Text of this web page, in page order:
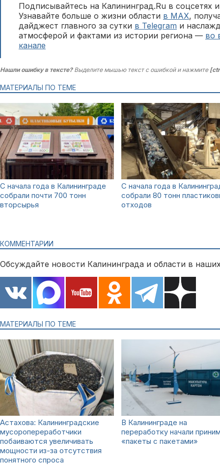
Подписывайтесь на Калининград.Ru в соцсетях
Узнавайте больше о жизни области в MAX,
дайджест главного за сутки в Telegram и
атмосферой и фактами из истории региона — во
канале
Нашли ошибку в тексте?Выделите мышью текст с ошибкой и нажмите
МАТЕРИАЛЫ ПО ТЕМЕ
С начала года в Калининграде
собрали почти 700 тонн
вторсырья
С начала года в
собрали 80 тонн
отходов
КОММЕНТАРИИ
Обсуждайте новости Калининграда и области в
МАТЕРИАЛЫ ПО ТЕМЕ
Астахова: Калининградские
мусоропереработчики
побаиваются увеличивать
мощности из-за отсутствия
понятного спроса
В Калининграде на
переработку начали
«пакеты с пакетами»